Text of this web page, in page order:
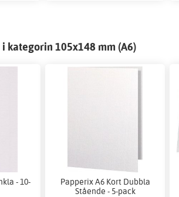
kategorin 105x148 mm (A6)
- 10-
Papperix A6 Kort Dubbla
Stående - 5-pack